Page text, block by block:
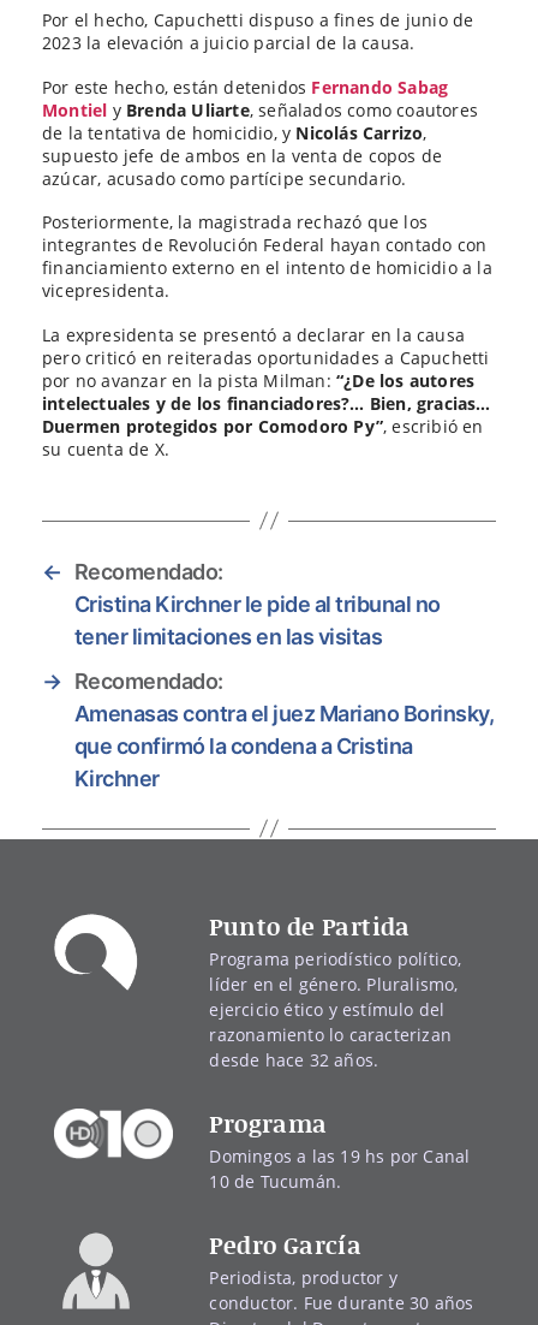
Por el hecho, Capuchetti dispuso a fines de junio de
2023 la elevación a juicio parcial de la causa.
Por este hecho, están detenidos Fernando Sabag
Montiel y Brenda Uliarte, señalados como coautores
de la tentativa de homicidio, y Nicolás Carrizo,
supuesto jefe de ambos en la venta de copos de
azúcar, acusado como partícipe secundario.
Posteriormente, la magistrada rechazó que los
integrantes de Revolución Federal hayan contado con
financiamiento externo en el intento de homicidio a la
vicepresidenta.
La expresidenta se presentó a declarar en la causa
pero criticó en reiteradas oportunidades a Capuchetti
por no avanzar en la pista Milman: “¿De los autores
intelectuales y de los financiadores?… Bien, gracias…
Duermen protegidos por Comodoro Py”, escribió en
su cuenta de X.
←
Recomendado:
Cristina Kirchner le pide al tribunal no
tener limitaciones en las visitas
→ Recomendado:
Amenasas contra el juez Mariano Borinsky,
que confirmó la condena a Cristina
Kirchner
Punto de Partida
Programa periodístico político,
líder en el género. Pluralismo,
ejercicio ético y estímulo del
razonamiento lo caracterizan
desde hace 32 años.
Programa
Domingos a las 19 hs por Canal
10 de Tucumán.
Pedro García
Periodista, productor y
conductor. Fue durante 30 años